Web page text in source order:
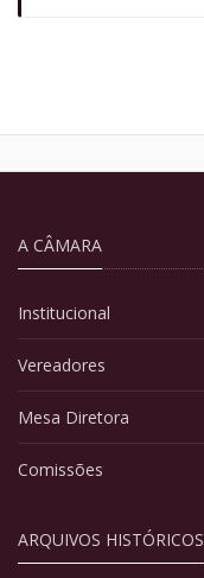
A CÂMARA
Institucional
Vereadores
Mesa Diretora
Comissões
ARQUIVOS HISTÓRICOS